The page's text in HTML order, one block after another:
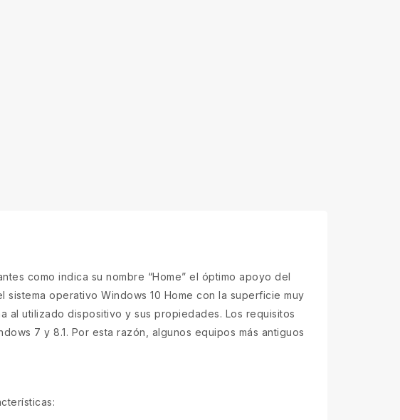
como indica su nombre “Home” el óptimo apoyo del
sistema operativo Windows 10 Home con la superficie muy
al utilizado dispositivo y sus propiedades. Los requisitos
7 y 8.1. Por esta razón, algunos equipos más antiguos